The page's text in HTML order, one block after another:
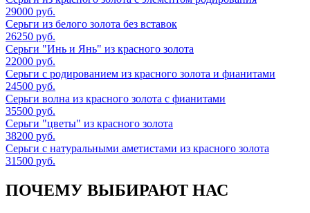
29000 руб.
Серьги из белого золота без вставок
26250 руб.
Серьги "Инь и Янь" из красного золота
22000 руб.
Серьги с родированием из красного золота и фианитами
24500 руб.
Серьги волна из красного золота с фианитами
35500 руб.
Серьги "цветы" из красного золота
38200 руб.
Серьги с натуральными аметистами из красного золота
31500 руб.
ПОЧЕМУ ВЫБИРАЮТ НАС